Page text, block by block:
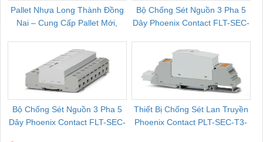
Pallet Nhựa Long Thành Đồng
Nai – Cung Cấp Pallet Mới,
Bộ Chống Sét Nguồn 3 Pha 5
Dây Phoenix Contact FLT-SEC-
Bộ Chống Sét Nguồn 3 Pha 5
Dây Phoenix Contact FLT-SEC-
Thiết Bị Chống Sét Lan Truyền
Phoenix Contact PLT-SEC-T3-